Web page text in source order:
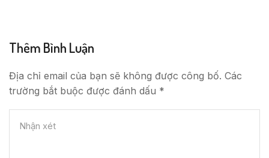
Thêm Bình Luận
Địa chỉ email của bạn sẽ không được công bố. Các
trường bắt buộc được đánh dấu *